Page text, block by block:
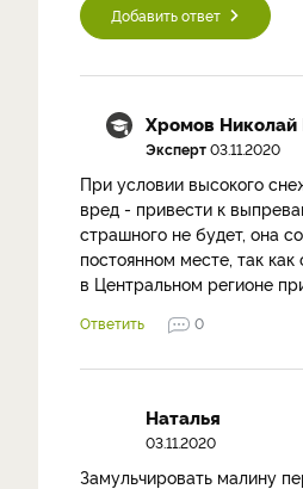
Добавить ответ
Хромов
Эксперт03.11.2020
При условии высокого
вред - привести к
страшного не будет, она
постоянном месте, так как
в Центральном регионе
Ответить 0
Наталья
03.11.2020
Замульчировать малину